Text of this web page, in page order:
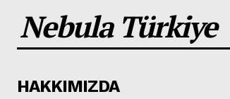
Nebula Türkiye
HAKKIMIZDA